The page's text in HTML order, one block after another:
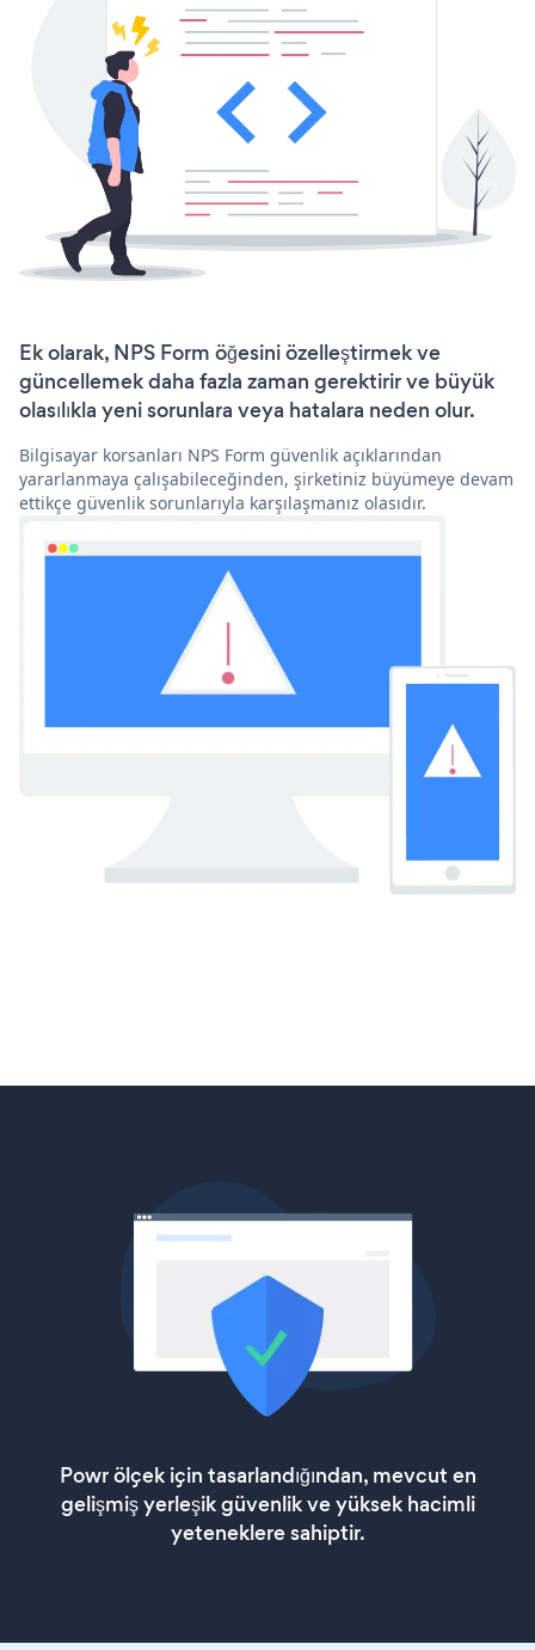
Ek olarak, NPS Form öğesini özelleştirmek ve
güncellemek daha fazla zaman gerektirir ve büyük
olasılıkla yeni sorunlara veya hatalara neden olur.
Bilgisayar korsanları NPS Form güvenlik açıklarından
yararlanmaya çalışabileceğinden, şirketiniz büyümeye devam
ettikçe güvenlik sorunlarıyla karşılaşmanız olasıdır.
Powr ölçek için tasarlandığından, mevcut en
gelişmiş yerleşik güvenlik ve yüksek hacimli
yeteneklere sahiptir.